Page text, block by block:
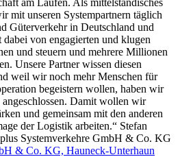
mit unseren Systempartnern täglich
Güterverkehr in Deutschland und
von engagierten und klugen
und steuern und mehrere Millionen
Unsere Partner wissen diesen
weil wir noch mehr Menschen für
begeistern wollen, haben wir
Damit wollen wir
und gemeinsam mit den anderen
der Logistik arbeiten.“ Stefan
Systemverkehre GmbH & Co. KG
& Co. KG, Hauneck-Unterhaun